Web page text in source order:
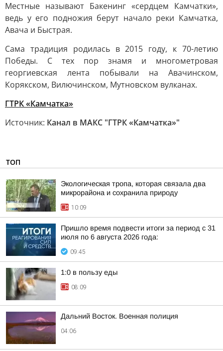
Местные называют Бакенинг «сердцем Камчатки»,
ведь у его подножия берут начало реки Камчатка,
Авача и Быстрая.
Сама традиция родилась в 2015 году, к 70-летию
Победы. С тех пор знамя и многометровая
георгиевская лента побывали на Авачинском,
Корякском, Вилючинском, Мутновском вулканах.
ГТРК «Камчатка»
Источник: Канал в МАКС "ГТРК «Камчатка»"
ТОП
Экологическая тропа, которая связала два
микрорайона и сохранила природу
10:09
Пришло время подвести итоги за период с 31
июля по 6 августа 2026 года:
09:45
1:0 в пользу еды
08:09
Дальний Восток. Военная полиция
04:06